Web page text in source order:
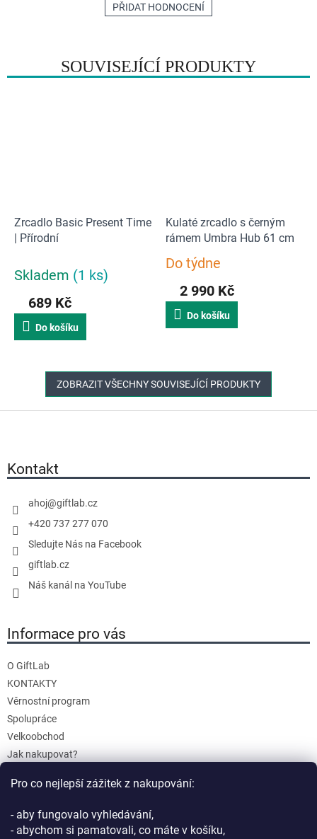
Pro co nejlepší zážitek z nakupování:
- aby fungovalo vyhledávání,
- abychom si pamatovali, co máte v košíku,
SOUVISEJÍCÍ PRODUKTY
Zrcadlo Basic Present Time
| Přírodní
Skladem (1 ks)
689 Kč
Do košíku
Kulaté zrcadlo s černým
rámem Umbra Hub 61 cm
Průměrné
produktu
5,0
Do týdne
2 990 Kč
Do košíku
ZOBRAZIT VŠECHNY SOUVISEJÍCÍ PRODUKTY
PŘIDAT HODNOCENÍ
Kontakt
ahoj@giftlab.cz
+420 737 277 070
Sledujte Nás na Facebook
giftlab.cz
Náš kanál na YouTube
Informace pro vás
O GiftLab
KONTAKTY
Věrnostní program
Spolupráce
Velkoobchod
Jak nakupovat?
Reklamace a Vrácení
Podmínky ochrany osobních údajů